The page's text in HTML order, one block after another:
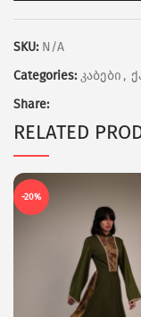
SKU: N/A
Categories: კაბები,
Share:
RELATED
-20%